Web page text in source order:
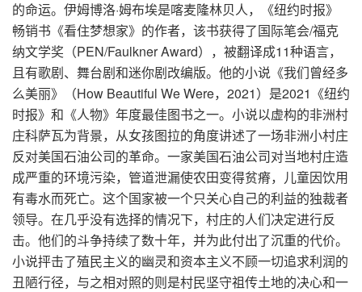
的命运。伊姆博洛·姆布埃是喀麦隆林贝人，《纽约时报》
畅销书《看住梦想家》的作者，该书获得了国际笔会/福克
纳文学奖（PEN/Faulkner Award），被翻译成11种语言，
且有歌剧、舞台剧和迷你剧改编版。他的小说《我们曾经多
么美丽》（How Beautiful We Were，2021）是2021《纽约
时报》和《人物》年度最佳图书之一。小说以虚构的非洲村
庄科萨瓦为背景，从女孩图拉的角度讲述了一场非洲小村庄
反对美国石油公司的革命。一家美国石油公司对当地村庄造
成严重的环境污染，管道泄漏使农田变得贫瘠，儿童因饮用
有毒水而死亡。这个国家被一个只关心自己的利益的独裁者
领导。在几乎没有选择的情况下，村庄的人们决定进行反
击。他们的斗争持续了数十年，并为此付出了沉重的代价。
小说抨击了殖民主义的幽灵和资本主义不顾一切追求利润的
丑陋行径，与之相对照的则是村民坚守祖传土地的决心和一